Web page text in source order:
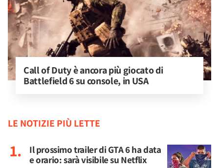
Call of Duty è ancora più giocato di
Battlefield 6 su console, in USA
LE NOTIZIE PIÙ LETTE
Il prossimo trailer di GTA 6 ha data
e orario: sarà visibile su Netflix